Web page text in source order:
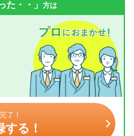
た・・」 方は
了！
る！